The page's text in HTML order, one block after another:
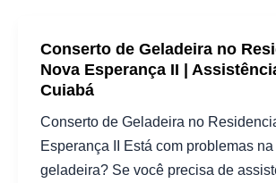
Conserto de Geladeira no
Nova Esperança II |
Cuiabá
Conserto de Geladeira no
Esperança II Está com problemas na
geladeira? Se você precisa de